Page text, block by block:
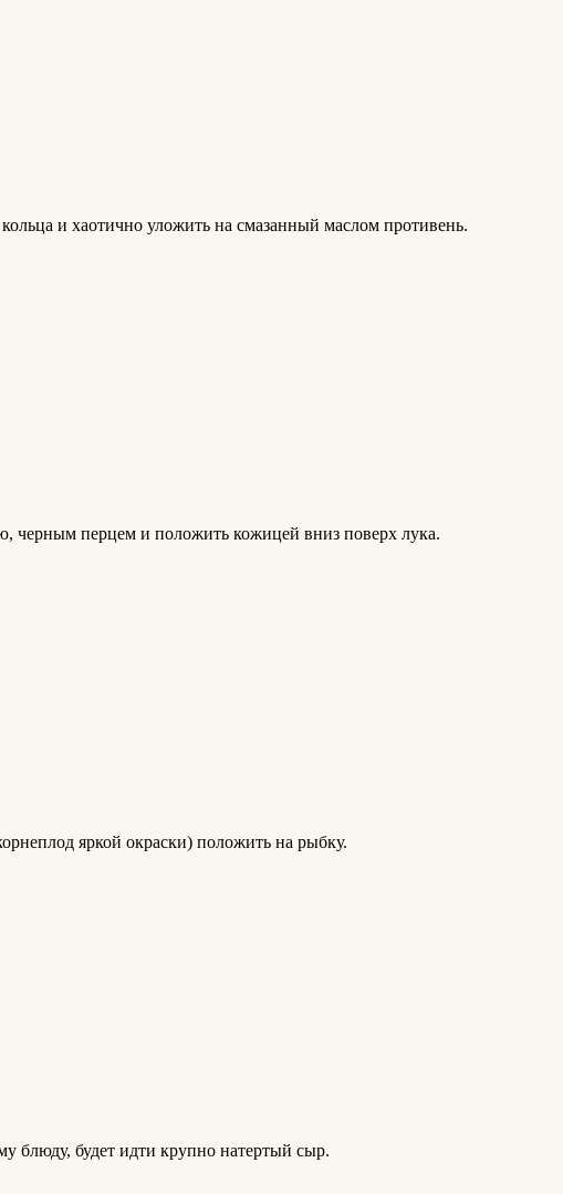
и хаотично уложить на смазанный маслом противень.
черным перцем и положить кожицей вниз поверх лука.
яркой окраски) положить на рыбку.
блюду, будет идти крупно натертый сыр.